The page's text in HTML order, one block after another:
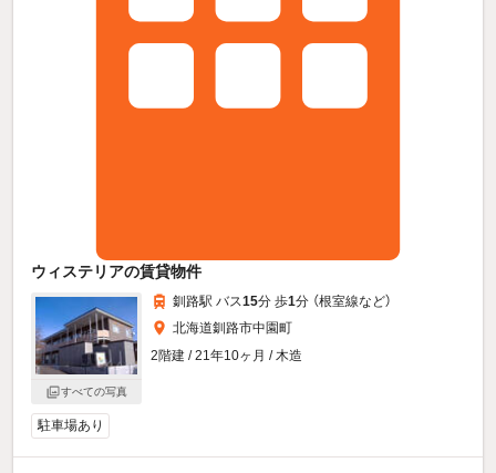
ウィステリアの賃貸物件
すべての写真
釧路駅 バス15分 歩1分 （根室線など）
北海道釧路市中園町
2階建 / 21年10ヶ月 / 木造
駐車場あり